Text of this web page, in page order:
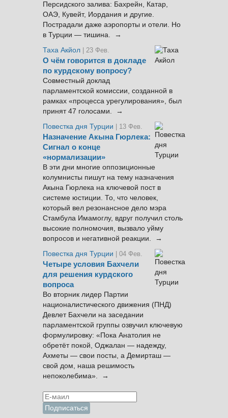
Персидского залива: Бахрейн, Катар,
ОАЭ, Кувейт, Иордания и другие.
Пострадали даже аэропорты и отели. Но
в Турции — тишина. →
Таха Акйол | 23 Фев.
О чём говорится в докладе
по курдскому вопросу?
Совместный доклад
парламентской комиссии, созданной в
рамках «процесса урегулирования», был
принят 47 голосами. →
Повестка дня Турции
| 13 Фев.
Назначение Акына Гюрлека:
Сигнал о конце
«нормализации»
В эти дни многие оппозиционные
колумнисты пишут на тему назначения
Акына Гюрлека на ключевой пост в
системе юстиции. То, что человек,
который вел резонансное дело мэра
Стамбула Имамоглу, вдруг получил столь
высокие полномочия, вызвало уйму
вопросов и негативной реакции. →
Повестка дня Турции
| 04 Фев.
Четыре условия Бахчели
для решения курдского
вопроса
Во вторник лидер Партии
националистического движения (ПНД)
Девлет Бахчели на заседании
парламентской группы озвучил ключевую
формулировку: «Пока Анатолия не
обретёт покой, Оджалан — надежду,
Ахметы — свои посты, а Демирташ —
свой дом, наша решимость
непоколебима». →